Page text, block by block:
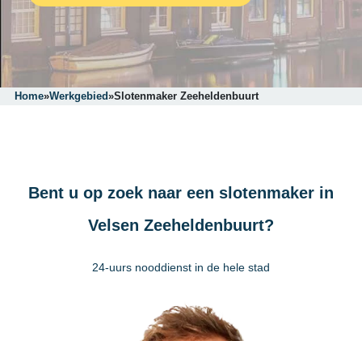
Home»Werkgebied»Slotenmaker Zeeheldenbuurt
Bent u op zoek naar een slotenmaker in
Velsen Zeeheldenbuurt?
24-uurs nooddienst in de hele stad